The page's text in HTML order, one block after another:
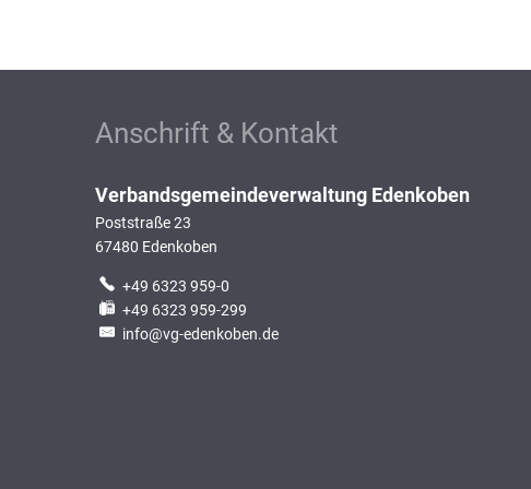
Anschrift & Kontakt
Verbandsgemeindeverwaltung Edenkoben
Poststraße 23
67480 Edenkoben
+49 6323 959-0
+49 6323 959-299
info@vg-edenkoben.de